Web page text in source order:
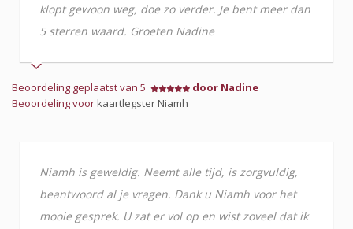
klopt gewoon weg, doe zo verder. Je bent meer dan
5 sterren waard. Groeten Nadine
Beoordeling geplaatst van 5
door Nadine
Beoordeling voorkaartlegster Niamh
Niamh is geweldig. Neemt alle tijd, is zorgvuldig,
beantwoord al je vragen. Dank u Niamh voor het
mooie gesprek. U zat er vol op en wist zoveel dat ik